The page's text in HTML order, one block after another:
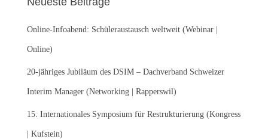
n
a
c
:
Online-Infoabend: Schüleraustausch weltweit (Webinar |
Online)
20-jähriges Jubiläum des DSIM – Dachverband Schweizer
Interim Manager (Networking | Rapperswil)
15. Internationales Symposium für Restrukturierung (Kongress
| Kufstein)